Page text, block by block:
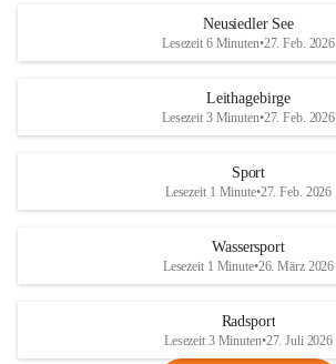
S
und den daraus folgenden wirtschaftlichen
Maßnahmen zur Bekämpfung
Rebe und der Amerikanischen
Anhang VBl. EU Nr. 18
1 Seite•1,4 MB
VBl. EU Nr. 18_2026
r
S
Neusiedler See
Lesezeit 6 Minuten•27. Feb. 2026
Leithagebirge
Lesezeit 3 Minuten•27. Feb. 2026
Sport
Lesezeit 1 Minute•27. Feb. 2026
Wassersport
Lesezeit 1 Minute•26. März 2026
Radsport
Lesezeit 3 Minuten•27. Juli 2026